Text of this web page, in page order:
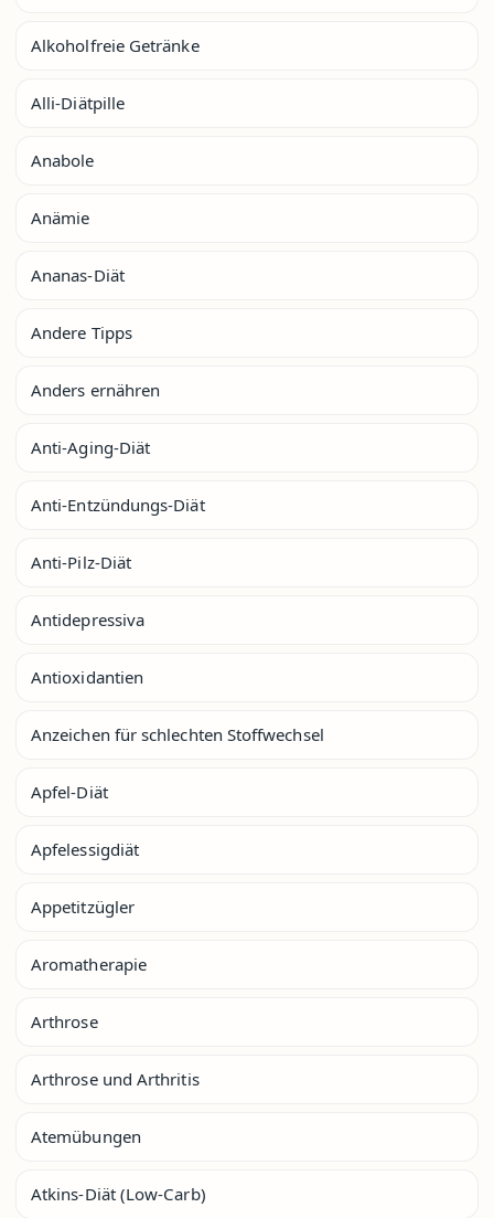
Alkoholfreie Getränke
Alli-Diätpille
Anabole
Anämie
Ananas-Diät
Andere Tipps
Anders ernähren
Anti-Aging-Diät
Anti-Entzündungs-Diät
Anti-Pilz-Diät
Antidepressiva
Antioxidantien
Anzeichen für schlechten Stoffwechsel
Apfel-Diät
Apfelessigdiät
Appetitzügler
Aromatherapie
Arthrose
Arthrose und Arthritis
Atemübungen
Atkins-Diät (Low-Carb)